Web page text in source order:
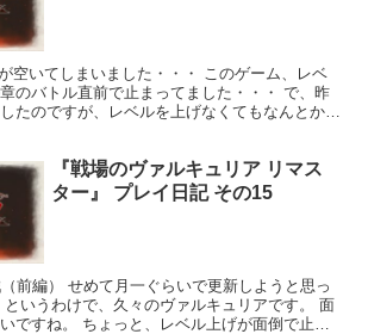
空いてしまいました・・・ このゲーム、レベ
のバトル直前で止まってました・・・ で、昨
たのですが、レベルを上げなくてもなんとかク
『戦場のヴァルキュリア リマス
ター』 プレイ日記 その15
前編） せめて月一ぐらいで更新しようと思っ
いうわけで、久々のヴァルキュリアです。 面
ですね。 ちょっと、レベル上げが面倒で止ま